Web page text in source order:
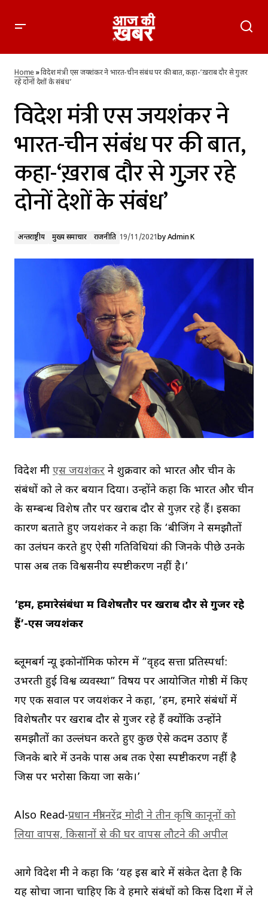
से गुज़र रहे दोनों देशों के संबंध’
Home»विदेश मंत्री एस जयशंकर ने भारत-चीन संबंध पर की बात, कहा-‘ख़राब दौर से गुज़र
रहे दोनों देशों के संबंध’
विदेश मंत्री एस जयशंकर ने
भारत-चीन संबंध पर की बात,
कहा-‘ख़राब दौर से गुज़र रहे
दोनों देशों के संबंध’
अन्तर्राष्ट्रीय मुख्य समाचार राजनीति 19/11/2021byAdmin K
विदेश मंत्री एस जयशंकर ने शुक्रवार को भारत और चीन के
संबंधों को ले कर बयान दिया। उन्होंने कहा कि भारत और चीन
के सम्बन्ध विशेष तौर पर खराब दौर से गुज़र रहे हैं। इसका
कारण बताते हुए जयशंकर ने कहा कि ‘बीजिंग ने समझौतों
का उलंघन करते हुए ऐसी गतिविधियां की जिनके पीछे उनके
पास अब तक विश्वसनीय स्पष्टीकरण नहीं है।’
‘हम, हमारेसंबंधों में विशेषतौर पर खराब दौर से गुजर रहे
हैं’-एस जयशंकर
ब्लूमबर्ग न्यू इकोनॉमिक फोरम में ”वृहद सत्ता प्रतिस्पर्धा:
उभरती हुई विश्व व्यवस्था” विषय पर आयोजित गोष्ठी में किए
गए एक सवाल पर जयशंकर ने कहा, ‘हम, हमारे संबंधों में
विशेषतौर पर खराब दौर से गुजर रहे हैं क्योंकि उन्होंने
समझौतों का उल्लंघन करते हुए कुछ ऐसे कदम उठाए हैं
जिनके बारे में उनके पास अब तक ऐसा स्पष्टीकरण नहीं है
जिस पर भरोसा किया जा सके।’
Also Read-प्रधान मंत्री नरेंद्र मोदी ने तीन कृषि कानूनों को
लिया वापस, किसानों से की घर वापस लौटने की अपील
आगे विदेश मंत्री ने कहा कि ‘यह इस बारे में संकेत देता है कि
यह सोचा जाना चाहिए कि वे हमारे संबंधों को किस दिशा में ले